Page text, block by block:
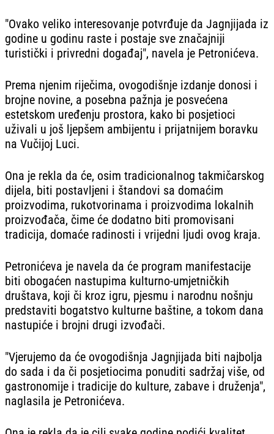
"Ovako veliko interesovanje potvrđuje da Jagnjijada iz
godine u godinu raste i postaje sve značajniji
turistički i privredni događaj", navela je Petronićeva.
Prema njenim riječima, ovogodišnje izdanje donosi i
brojne novine, a posebna pažnja je posvećena
estetskom uređenju prostora, kako bi posjetioci
uživali u još ljepšem ambijentu i prijatnijem boravku
na Vučijoj Luci.
Ona je rekla da će, osim tradicionalnog takmičarskog
dijela, biti postavljeni i štandovi sa domaćim
proizvodima, rukotvorinama i proizvodima lokalnih
proizvođača, čime će dodatno biti promovisani
tradicija, domaće radinosti i vrijedni ljudi ovog kraja.
Petronićeva je navela da će program manifestacije
biti obogaćen nastupima kulturno-umjetničkih
društava, koji či kroz igru, pjesmu i narodnu nošnju
predstaviti bogatstvo kulturne baštine, a tokom dana
nastupiće i brojni drugi izvođači.
"Vjerujemo da će ovogodišnja Jagnjijada biti najbolja
do sada i da či posjetiocima ponuditi sadržaj više, od
gastronomije i tradicije do kulture, zabave i druženja",
naglasila je Petronićeva.